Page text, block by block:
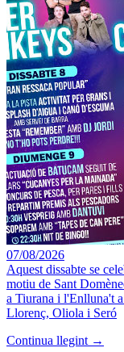
07/08/2026
Aquest dissabte se
motiu de Sant
a Tiurana i l'Enlluna't
Llorenç, Oliola i Seró
Continua llegint →